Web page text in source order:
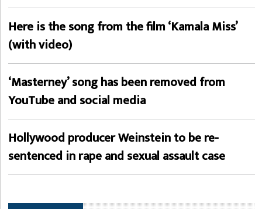
Here is the song from the film ‘Kamala Miss’
(with video)
‘Masterney’ song has been removed from
YouTube and social media
Hollywood producer Weinstein to be re-
sentenced in rape and sexual assault case